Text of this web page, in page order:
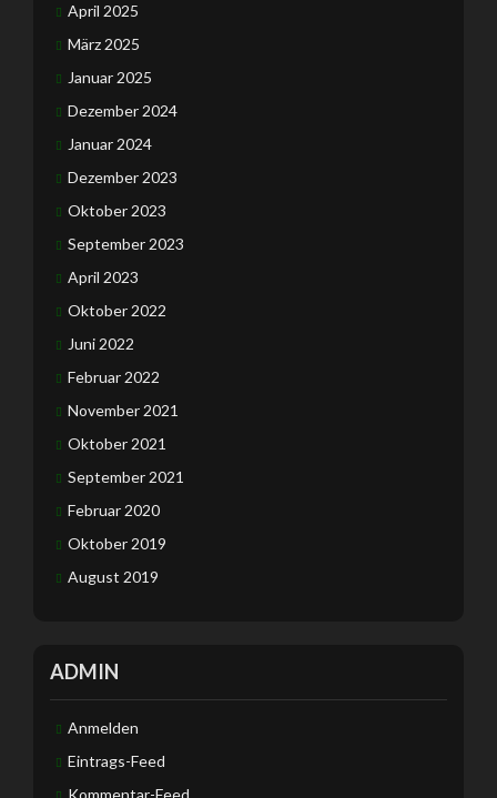
April 2025
März 2025
Januar 2025
Dezember 2024
Januar 2024
Dezember 2023
Oktober 2023
September 2023
April 2023
Oktober 2022
Juni 2022
Februar 2022
November 2021
Oktober 2021
September 2021
Februar 2020
Oktober 2019
August 2019
ADMIN
Anmelden
Eintrags-Feed
Kommentar-Feed